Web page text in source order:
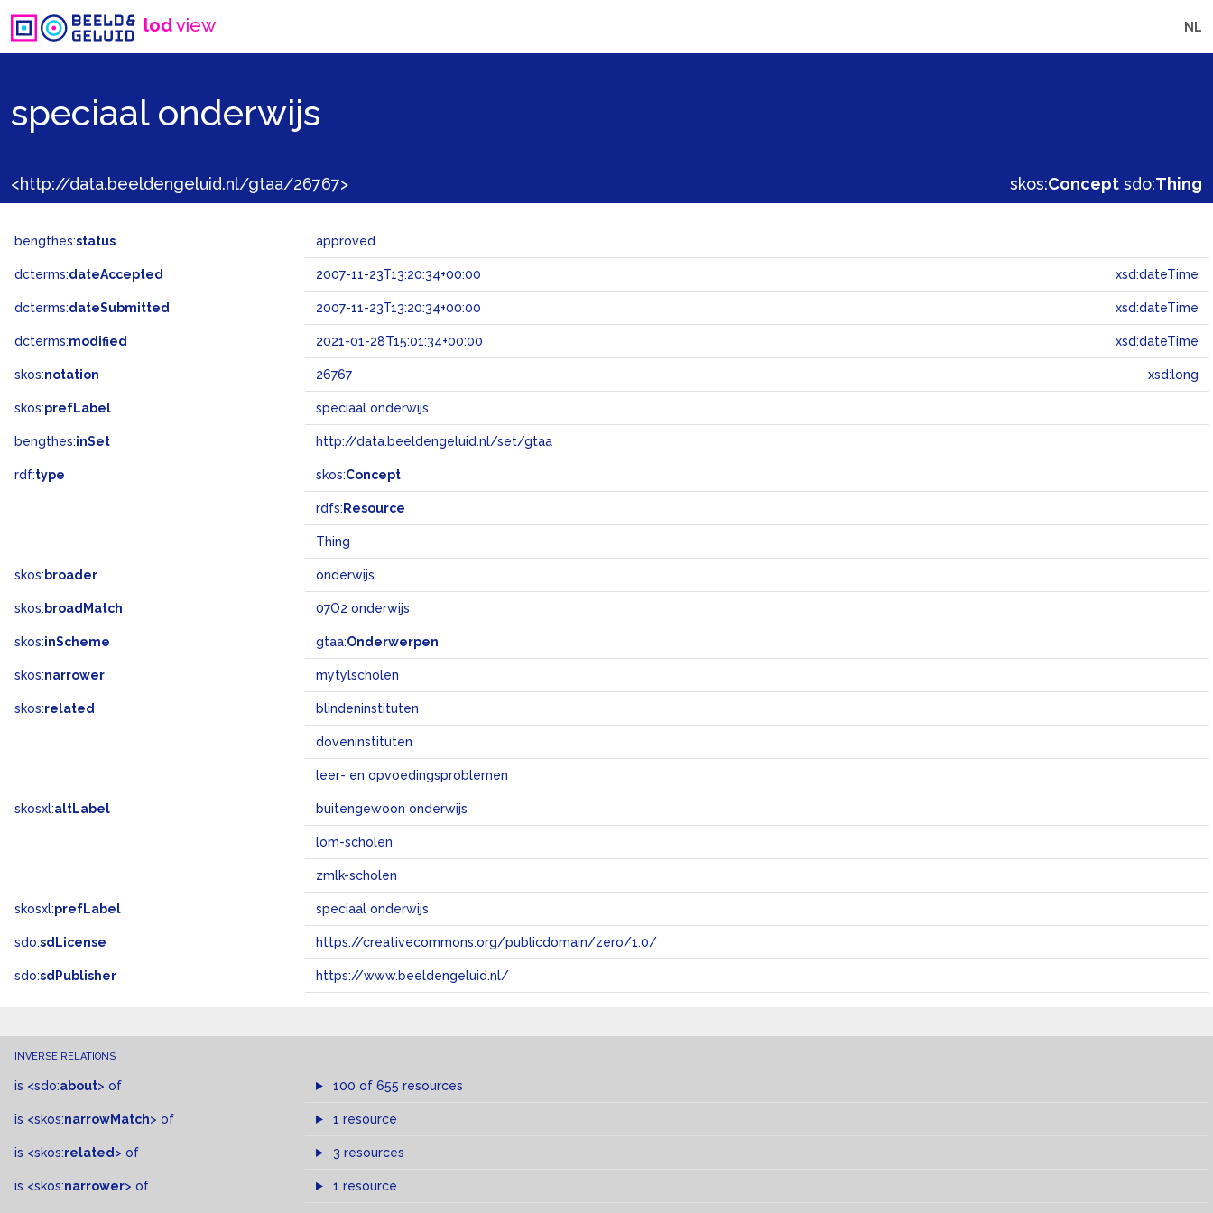
lodview NL
speciaal onderwijs
<http://data.beeldengeluid.nl/gtaa/26767> skos:Concept sdo:Thing
bengthes:status approved
dcterms:dateAccepted 2007-11-23T13:20:34+00:00 xsd:dateTime
dcterms:dateSubmitted 2007-11-23T13:20:34+00:00 xsd:dateTime
dcterms:modified 2021-01-28T15:01:34+00:00 xsd:dateTime
skos:notation 26767 xsd:long
skos:prefLabel speciaal onderwijs
bengthes:inSet http://data.beeldengeluid.nl/set/gtaa
rdf:type skos:Concept
rdfs: Resource
Thing
skos: broader onderwijs
skos: broadMatch 07O2 onderwijs
skos:inScheme gtaa:Onderwerpen
skos:narrower mytylscholen
skos:related blindeninstituten
doveninstituten
leer- en opvoedingsproblemen
skosxl:altLabel buitengewoon onderwijs
lom-scholen
zmlk-scholen
skosxl:prefLabel speciaal onderwijs
sdo:sdLicense https://creativecommons.org/publicdomain/zero/1.0/
sdo:sdPublisher https://www.beeldengeluid.nl/
INVERSE RELATIONS
is <sdo:about> of 100 of 655 resources
is <skos:narrowMatch> of 1 resource
is <skos:related > of 3 resources
is <skos:narrower> of 1 resource